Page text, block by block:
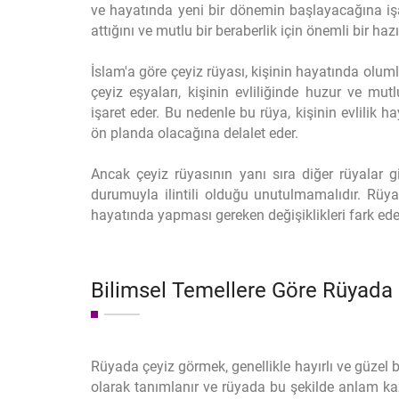
ve hayatında yeni bir dönemin başlayacağına
attığını ve mutlu bir beraberlik için önemli bir
İslam'a göre çeyiz rüyası, kişinin hayatında
çeyiz eşyaları, kişinin evliliğinde huzur ve
işaret eder. Bu nedenle bu rüya, kişinin evlilik
ön planda olacağına delalet eder.
Ancak çeyiz rüyasının yanı sıra diğer
durumuyla ilintili olduğu unutulmamalıdır.
hayatında yapması gereken değişiklikleri fark
Bilimsel Temellere Göre
Rüyada çeyiz görmek, genellikle hayırlı ve güzel
olarak tanımlanır ve rüyada bu şekilde anlam